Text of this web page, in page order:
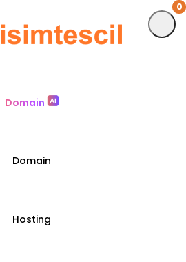
0
Domain
Domain
Hosting
0